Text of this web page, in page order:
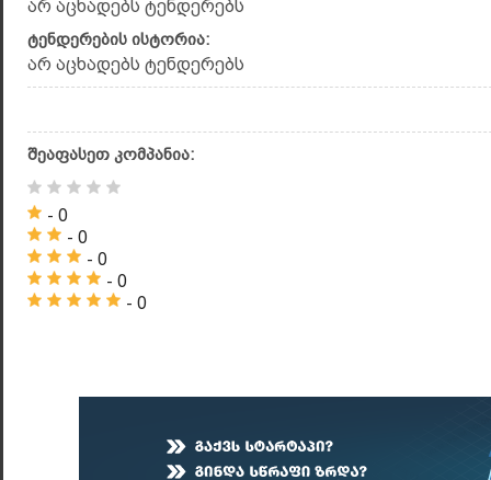
არ აცხადებს ტენდერებს
ტენდერების ისტორია:
არ აცხადებს ტენდერებს
შეაფასეთ კომპანია:
- 0
- 0
- 0
- 0
- 0